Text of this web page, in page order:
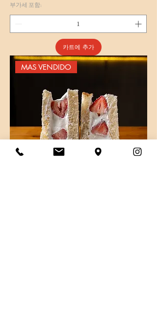
부가세 포함:
카트에 추가
MAS VENDIDO